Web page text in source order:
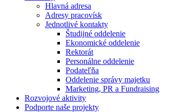
Hlavná adresa
Adresy pracovísk
Jednotlivé kontakty
Študijné oddelenie
Ekonomické oddelenie
Rektorát
Personálne oddelenie
Podateľňa
Oddelenie správy majetku
Marketing, PR a Fundraising
Rozvojové aktivity
Podporte naše projekty